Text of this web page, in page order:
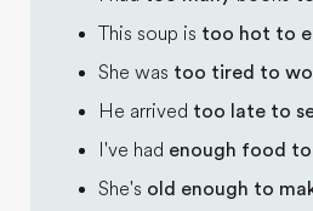
This soup is too hot to
She was too tired to
He arrived too late to
I've had enough food
She's old enough to